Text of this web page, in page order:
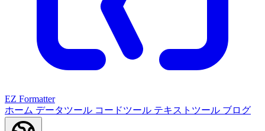
EZ Formatter
ホーム データツール コードツール テキストツール ブログ